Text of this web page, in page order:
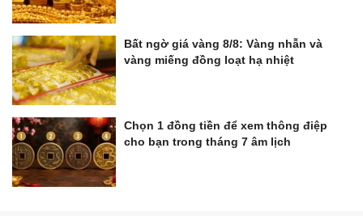
Bất ngờ giá vàng 8/8: Vàng nhẫn và
vàng miếng đồng loạt hạ nhiệt
Chọn 1 đồng tiền để xem thông điệp
cho bạn trong tháng 7 âm lịch